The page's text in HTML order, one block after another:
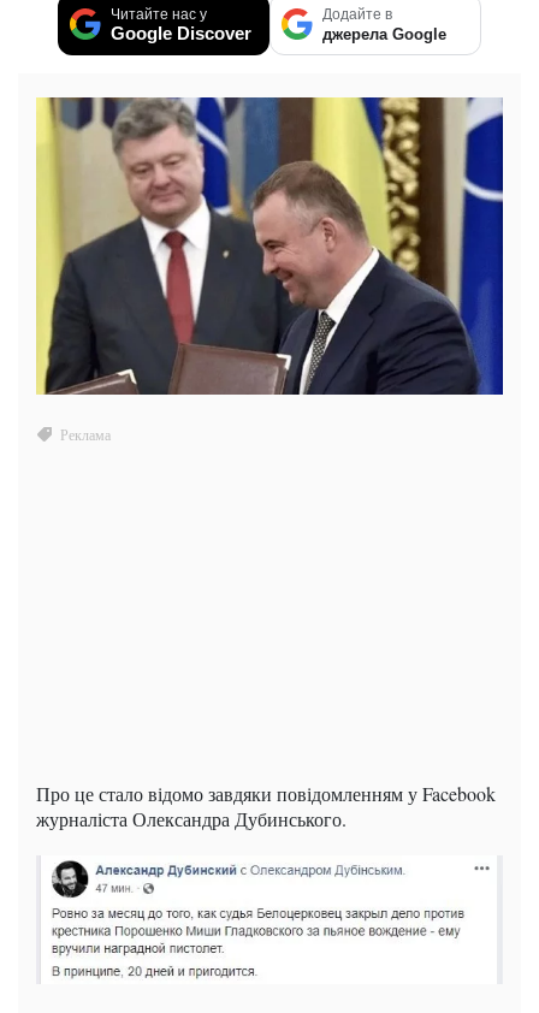
Читайте нас у
Google Discover
Додайте в
джерела Google
Про це стало відомо завдяки повідомленням у Facebook
журналіста Олександра Дубинського.